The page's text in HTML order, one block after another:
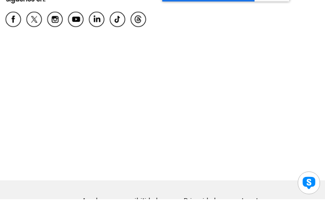
Ayuda para accesibilidad Privacidad Legal